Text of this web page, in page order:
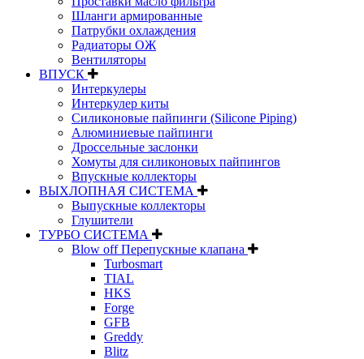
Шланги армированные
Патрубки охлаждения
Радиаторы ОЖ
Вентиляторы
ВПУСК
Интеркулеры
Интеркулер киты
Силиконовые пайпинги (Silicone Piping)
Алюминиевые пайпинги
Дроссельные заслонки
Хомуты для силиконовых пайпингов
Впускные коллекторы
ВЫХЛОПНАЯ СИСТЕМА
Выпускные коллекторы
Глушители
ТУРБО СИСТЕМА
Blow off Перепускные клапана
Turbosmart
TIAL
HKS
Forge
GFB
Greddy
Blitz